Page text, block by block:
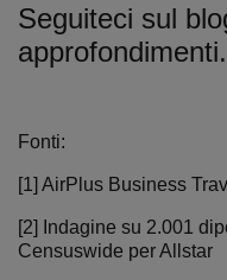
Seguiteci sul
approfondimenti.
Fonti:
[1] AirPlus Business
[2] Indagine su 2.001
Censuswide per Allstar